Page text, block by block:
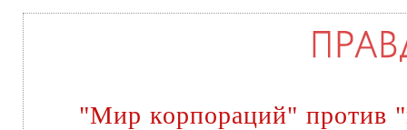
"Мир корпораций" против